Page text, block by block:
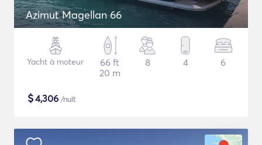
Azimut Magellan 66
Yacht à moteur
66 ft
20 m
8 4 6
$4,306 /nuit